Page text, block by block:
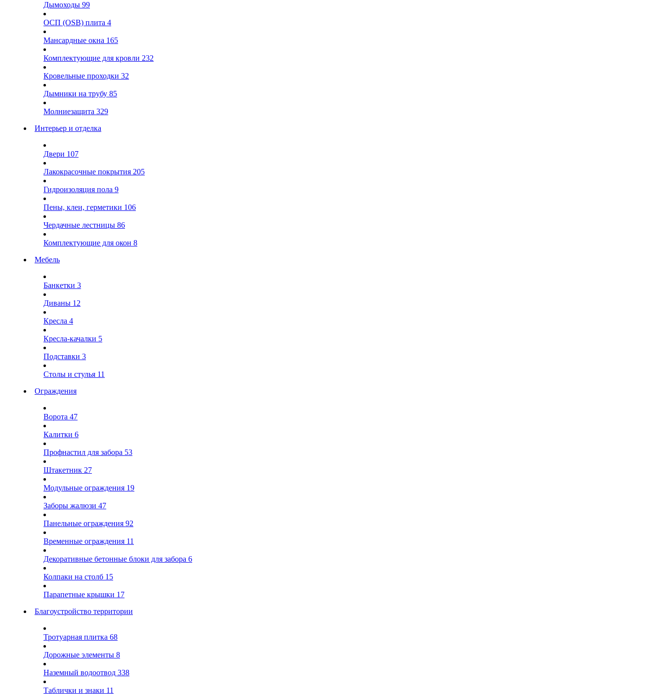
Дымоходы 99
ОСП (OSB) плита 4
Мансардные окна 165
Комплектующие для кровли 232
Кровельные проходки 32
Дымники на трубу 85
Молниезащита 329
Интерьер и отделка
Двери 107
Лакокрасочные покрытия 205
Гидроизоляция пола 9
Пены, клеи, герметики 106
Чердачные лестницы 86
Комплектующие для окон 8
Мебель
Банкетки 3
Диваны 12
Кресла 4
Кресла-качалки 5
Подставки 3
Столы и стулья 11
Ограждения
Ворота 47
Калитки 6
Профнастил для забора 53
Штакетник 27
Модульные ограждения 19
Заборы жалюзи 47
Панельные ограждения 92
Временные ограждения 11
Декоративные бетонные блоки для забора 6
Колпаки на столб 15
Парапетные крышки 17
Благоустройство территории
Тротуарная плитка 68
Дорожные элементы 8
Наземный водоотвод 338
Таблички и знаки 11